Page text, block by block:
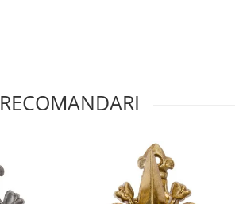
RECOMANDARI